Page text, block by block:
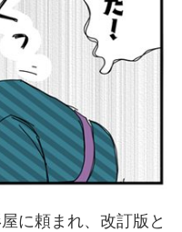
に頼まれ、改訂版と